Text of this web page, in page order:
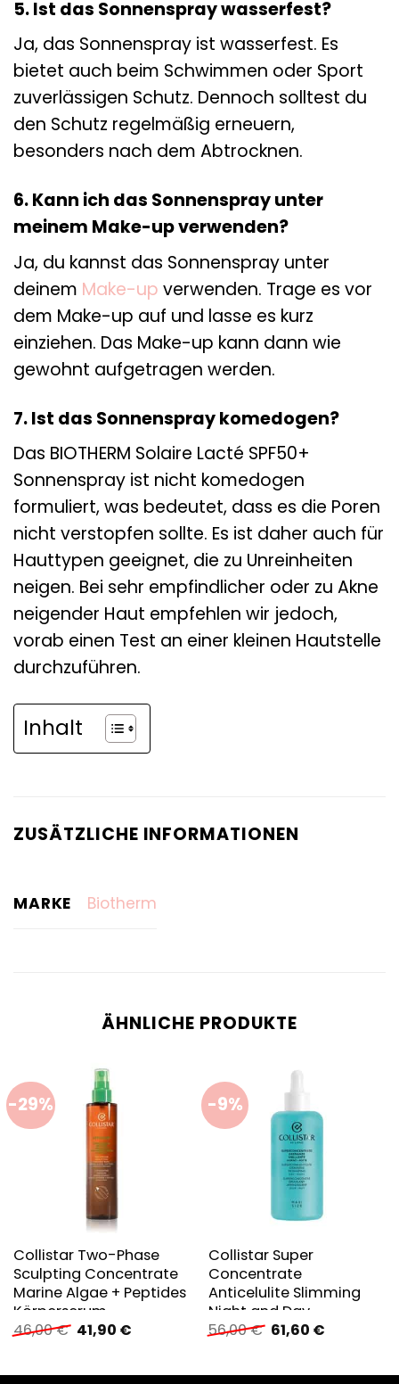
5. Ist das Sonnenspray wasserfest?
Ja, das Sonnenspray ist wasserfest. Es
bietet auch beim Schwimmen oder Sport
zuverlässigen Schutz. Dennoch solltest du
den Schutz regelmäßig erneuern,
besonders nach dem Abtrocknen.
6. Kann ich das Sonnenspray unter
meinem Make-up verwenden?
Ja, du kannst das Sonnenspray unter
deinem Make-up verwenden. Trage es vor
dem Make-up auf und lasse es kurz
einziehen. Das Make-up kann dann wie
gewohnt aufgetragen werden.
7. Ist das Sonnenspray komedogen?
Das BIOTHERM Solaire Lacté SPF50+
Sonnenspray ist nicht komedogen
formuliert, was bedeutet, dass es die Poren
nicht verstopfen sollte. Es ist daher auch für
Hauttypen geeignet, die zu Unreinheiten
neigen. Bei sehr empfindlicher oder zu Akne
neigender Haut empfehlen wir jedoch,
vorab einen Test an einer kleinen Hautstelle
durchzuführen.
Inhalt
ZUSÄTZLICHE INFORMATIONEN
MARKE Biotherm
ÄHNLICHE PRODUKTE
-29%
Collistar Two-Phase
Sculpting Concentrate
Marine Algae + Peptides
Körperserum
46,00€ Ursprünglicher
Preis
46,00 €
41,90 €Aktueller
41,90 €.
-9%
Collistar Super
Concentrate
Anticelulite Slimming
Night and Day
Körperserum
56,00€ Ursprünglicher
Preis
56,00 €
61,60 €Aktueller
61,60 €.